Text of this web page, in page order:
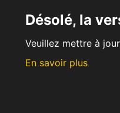
Désolé, la
Veuillez mettre à
En savoir plus